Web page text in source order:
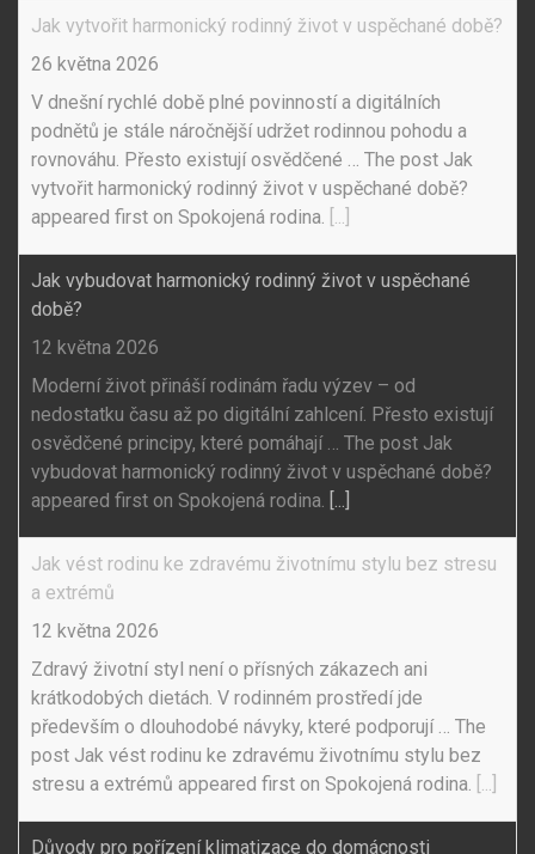
Jak vytvořit harmonický rodinný život v uspěchané době?
26 května 2026
V dnešní rychlé době plné povinností a digitálních
podnětů je stále náročnější udržet rodinnou pohodu a
rovnováhu. Přesto existují osvědčené … The post Jak
vytvořit harmonický rodinný život v uspěchané době?
appeared first on Spokojená rodina. [...]
Jak vybudovat harmonický rodinný život v uspěchané
době?
12 května 2026
Moderní život přináší rodinám řadu výzev – od
nedostatku času až po digitální zahlcení. Přesto existují
osvědčené principy, které pomáhají … The post Jak
vybudovat harmonický rodinný život v uspěchané době?
appeared first on Spokojená rodina. [...]
Jak vést rodinu ke zdravému životnímu stylu bez stresu
a extrémů
12 května 2026
Zdravý životní styl není o přísných zákazech ani
krátkodobých dietách. V rodinném prostředí jde
především o dlouhodobé návyky, které podporují … The
post Jak vést rodinu ke zdravému životnímu stylu bez
stresu a extrémů appeared first on Spokojená rodina. [...]
Důvody pro pořízení klimatizace do domácnosti